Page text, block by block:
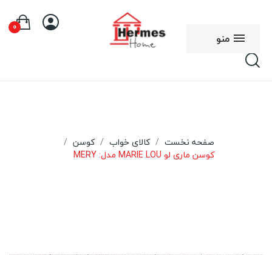
منو
0
صفحه نخست کالای خواب
کوسن
کوسن ماری لو MARIE LOU مدل: MERY